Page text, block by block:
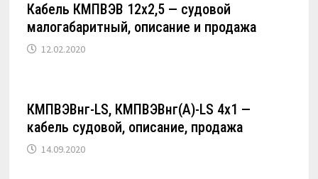
Кабель КМПВЭВ 12х2,5 — судовой
малогабаритный, описание и продажа
12.02.2020
КМПВЭВнг-LS, КМПВЭВнг(А)-LS 4х1 —
кабель судовой, описание, продажа
14.09.2020